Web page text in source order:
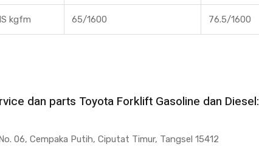
kgfm 65/1600 76.5/1600
dan parts Toyota Forklift Gasoline dan Diesel:
06, Cempaka Putih, Ciputat Timur, Tangsel 15412